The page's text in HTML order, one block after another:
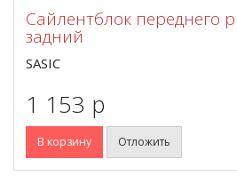
Сайлентблок переднего
задний
SASIC
1 153 p
В корзину Отложить